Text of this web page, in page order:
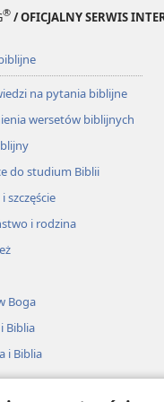
® / OFICJALNY SERWIS
na pytania biblijne
wersetów biblijnych
do studium Biblii
szczęście
i rodzina
Boga
Biblia
i Biblia